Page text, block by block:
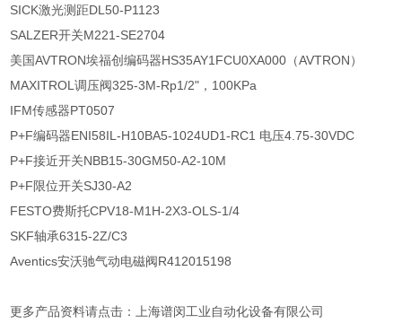
SICK激光测距DL50-P1123
SALZER开关M221-SE2704
美国AVTRON埃福创编码器HS35AY1FCU0XA000（AVTRON）
MAXITROL调压阀325-3M-Rp1/2"，100KPa
IFM传感器PT0507
P+F编码器ENI58IL-H10BA5-1024UD1-RC1 电压4.75-30VDC
P+F接近开关NBB15-30GM50-A2-10M
P+F限位开关SJ30-A2
FESTO费斯托CPV18-M1H-2X3-OLS-1/4
SKF轴承6315-2Z/C3
Aventics安沃驰气动电磁阀R412015198
更多产品资料请点击：上海谱闵工业自动化设备有限公司